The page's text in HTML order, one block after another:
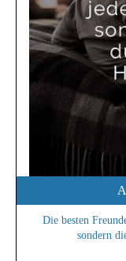
Die besten
sondern